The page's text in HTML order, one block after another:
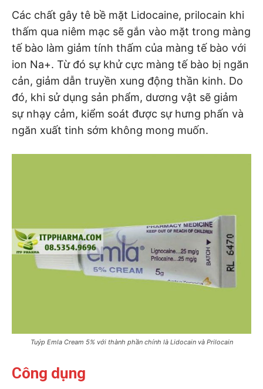
Các chất gây tê bề mặt Lidocaine, prilocain khi
thấm qua niêm mạc sẽ gắn vào mặt trong màng
tế bào làm giảm tính thấm của màng tế bào với
ion Na+. Từ đó sự khử cực màng tế bào bị ngăn
cản, giảm dẫn truyền xung động thần kinh. Do
đó, khi sử dụng sản phẩm, dương vật sẽ giảm
sự nhạy cảm, kiểm soát được sự hưng phấn và
ngăn xuất tinh sớm không mong muốn.
Tuýp Emla Cream 5% với thành phần chính là Lidocain và Prilocain
Công dụng